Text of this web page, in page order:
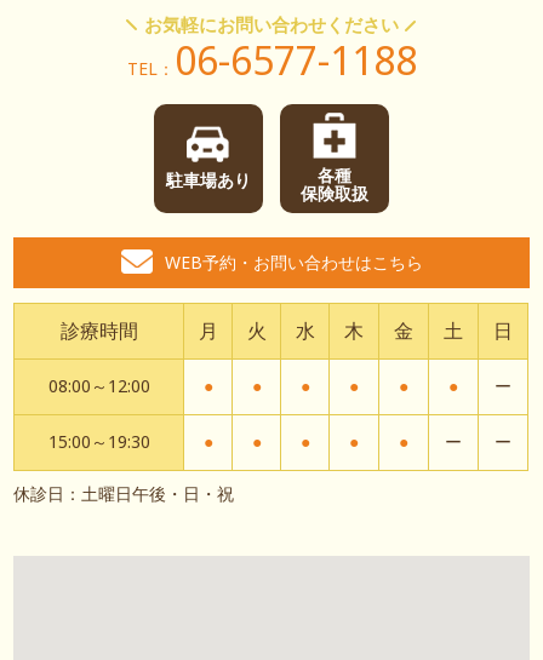
お気軽にお問い合わせください
TEL： 06-6577-1188
駐車場あり
各種
保険取扱
WEB予約・お問い合わせはこちら
診療時間 月 火 水 木 金 土 日
08:00～12:00 ● ● ● ● ● ● ー
15:00～19:30 ● ● ● ● ● ー ー
休診日：土曜日午後・日・祝